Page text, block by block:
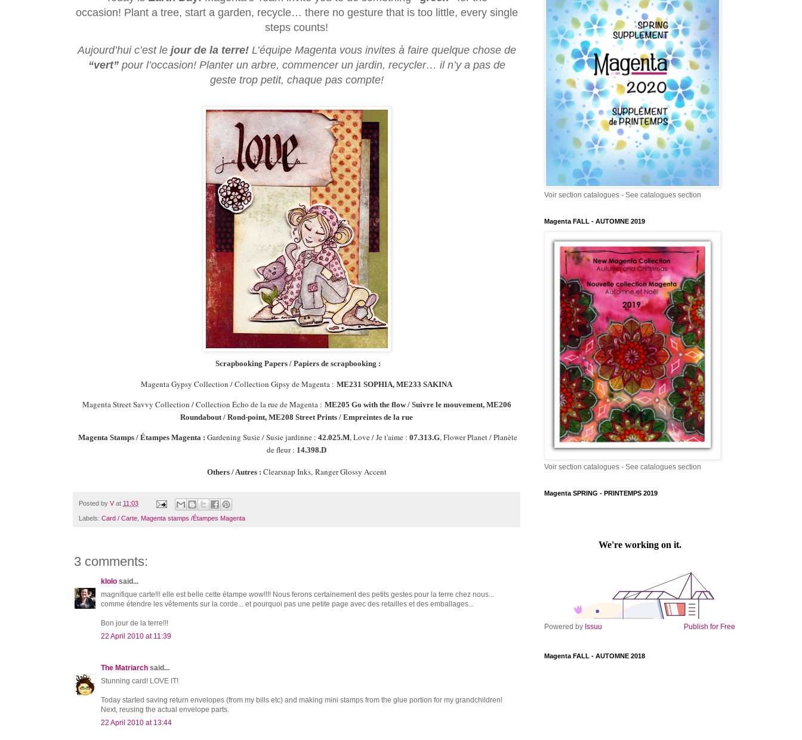
occasion! Plant a tree, start a garden, recycle… there no gesture that is too little, every single
steps counts!
Aujourd’hui c’est le jour de la terre!L’équipe Magenta vous invites à faire quelque chose de
“vert”pour l’occasion! Planter un arbre, commencer un jardin, recycler… il n’y a pas de
geste trop petit, chaque pas compte!
Scrapbooking Papers / Papiers de scrapbooking :
Magenta Gypsy Collection / Collection Gipsy de Magenta : ME231 SOPHIA, ME233 SAKINA
Magenta Street Savvy Collection / Collection Écho de la rue de Magenta : ME205 Go with the flow / Suivre le mouvement, ME206
Roundabout / Rond-point, ME208 Street Prints / Empreintes de la rue
Magenta Stamps / Étampes Magenta : Gardening Susie / Susie jardinne : 42.025.M, Love / Je t'aime : 07.313.G, Flower Planet / Planète
de fleur : 14.398.D
Others / Autres : Clearsnap Inks, Ranger Glossy Accent
Posted by V at 11:03
Labels: Card / Carte Magenta stamps /Étampes Magenta
3 comments:
klolo said...
magnifique carte!!! elle est belle cette étampe wow!!!! Nous ferons certainement des petits gestes pour la terre chez nous...
comme étendre les vêtements sur la corde... et pourquoi pas une petite page avec des retailles et des emballages...
Bon jour de la terre!!!
22 April 2010 at 11:39
The Matriarch said...
Stunning card! LOVE IT!
Today started saving return envelopes (from my bills etc) and making mini stamps from the glue portion for my grandchildren!
Next, reusing the actual envelope parts.
22 April 2010 at 13:44
Voir section catalogues - See catalogues section
Magenta FALL - AUTOMNE 2019
Voir section catalogues - See catalogues section
Magenta SPRING - PRINTEMPS 2019
Powered by Issuu Publish for Free
Magenta FALL - AUTOMNE 2018